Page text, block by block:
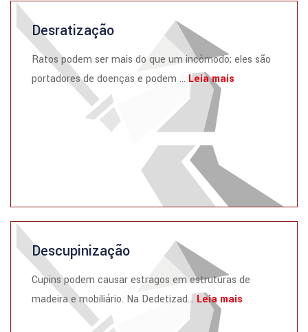
Desratização
Ratos podem ser mais do que um incômodo; eles são
portadores de doenças e podem ... Leia mais
Descupinização
Cupins podem causar estragos em estruturas de
madeira e mobiliário. Na Dedetizad... Leia mais